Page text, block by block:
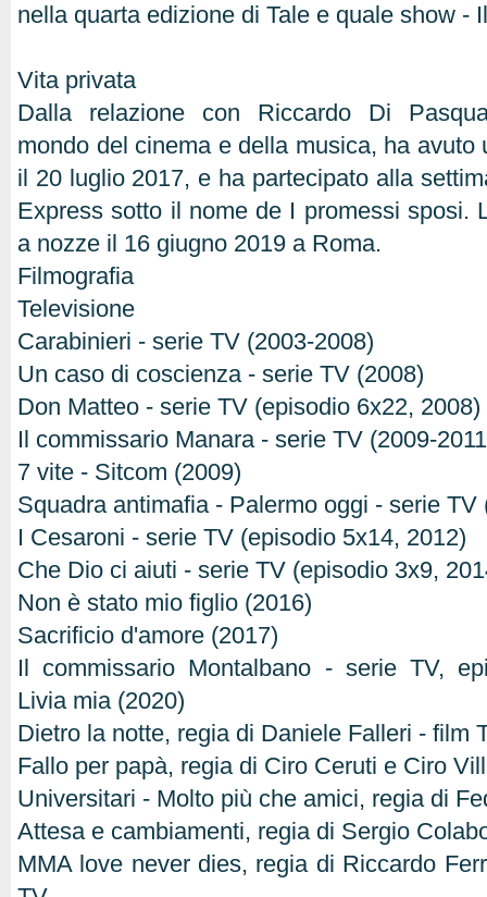
nella quarta edizione di Tale e quale show -
Vita privata
Dalla relazione con Riccardo Di
mondo del cinema e della musica, ha avuto
il 20 luglio 2017, e ha partecipato alla
Express sotto il nome de I promessi sposi.
a nozze il 16 giugno 2019 a Roma.
Filmografia
Televisione
Carabinieri - serie TV (2003-2008)
Un caso di coscienza - serie TV (2008)
Don Matteo - serie TV (episodio 6x22, 2008)
Il commissario Manara - serie TV (2009-
7 vite - Sitcom (2009)
Squadra antimafia - Palermo oggi - serie TV
I Cesaroni - serie TV (episodio 5x14, 2012)
Che Dio ci aiuti - serie TV (episodio 3x9,
Non è stato mio figlio (2016)
Sacrificio d'amore (2017)
Il commissario Montalbano - serie TV,
Livia mia (2020)
Dietro la notte, regia di Daniele Falleri - film
Fallo per papà, regia di Ciro Ceruti e Ciro
Universitari - Molto più che amici, regia di
Attesa e cambiamenti, regia di Sergio
MMA love never dies, regia di Riccardo